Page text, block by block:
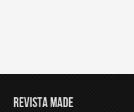
REVISTA MADE